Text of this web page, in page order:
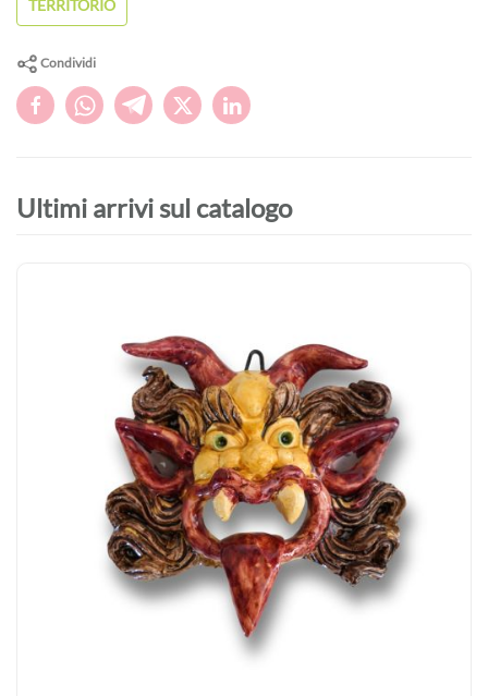
TERRITORIO
Condividi
Ultimi arrivi sul catalogo